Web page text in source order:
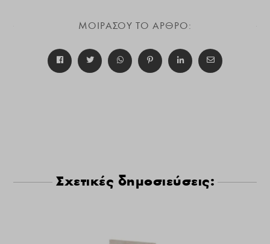
ΜΟΙΡΑΣΟΥ ΤΟ ΑΡΘΡΟ:
Σχετικές δημοσιεύσεις: